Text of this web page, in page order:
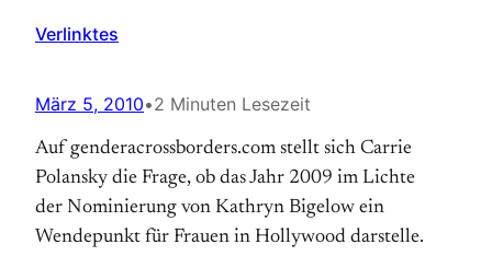
Verlinktes
März 5, 2010•2 Minuten Lesezeit
Auf genderacrossborders.com stellt sich Carrie
Polansky die Frage, ob das Jahr 2009 im Lichte
der Nominierung von Kathryn Bigelow ein
Wendepunkt für Frauen in Hollywood darstelle.